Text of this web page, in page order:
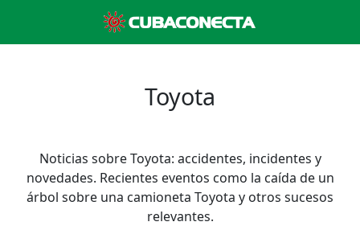
Toyota
Noticias sobre Toyota: accidentes, incidentes y
novedades. Recientes eventos como la caída de un
árbol sobre una camioneta Toyota y otros sucesos
relevantes.